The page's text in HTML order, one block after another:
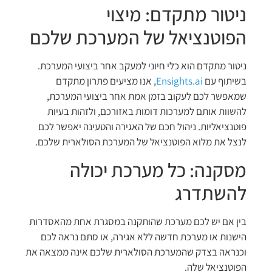
ניטור מתקדם: מיצוי
הפוטנציאל של המערכת שלכם
ניטור מתקדם הוא כלי חיוני למעקב אחר ביצועי המערכת.
בשיתוף עם Ensights.ai, אנו מציעים פתרון מתקדם
שמאפשר לכם לעקוב בזמן אמת אחר ביצועי המערכת,
להשוות אותם למערכות דומות באזורכם, ולזהות בעיות
פוטנציאליות. ניהול חכם של האגירה והטעינה יאפשר לכם
לנצל את מלוא הפוטנציאל של המערכת הסולארית שלכם.
מסקנה: כל מערכת יכולה
להשתדרג
בין אם יש לכם מערכת שהותקנה במסגרת אחת מהאסדרות
הישנות או מערכת חדשה ללא אגירה, או סתם נראה לכם
וכנראה בצדק שהמערכת הסולארית שלכם אינה ממצאה את
הפוטנציאל שלה.